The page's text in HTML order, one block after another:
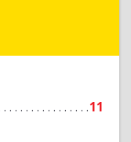
11
Подробнее